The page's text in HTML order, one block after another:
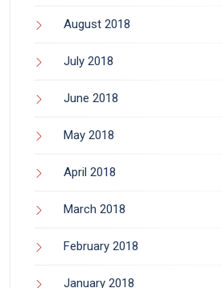
August 2018
July 2018
June 2018
May 2018
April 2018
March 2018
February 2018
January 2018